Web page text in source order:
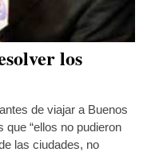
los
de viajar a Buenos
“ellos no pudieron
las ciudades, no